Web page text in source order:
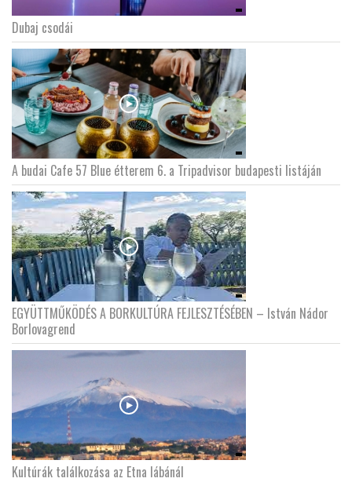
Dubaj csodái
A budai Cafe 57 Blue étterem 6. a Tripadvisor budapesti listáján
EGYÜTTMŰKÖDÉS A BORKULTÚRA FEJLESZTÉSÉBEN – István Nádor
Borlovagrend
Kultúrák találkozása az Etna lábánál